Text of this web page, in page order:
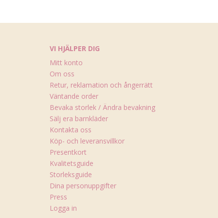
VI HJÄLPER DIG
Mitt konto
Om oss
Retur, reklamation och ångerrätt
Väntande order
Bevaka storlek / Ändra bevakning
Sälj era barnkläder
Kontakta oss
Köp- och leveransvillkor
Presentkort
Kvalitetsguide
Storleksguide
Dina personuppgifter
Press
Logga in